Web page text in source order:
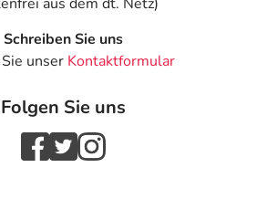
Schreiben Sie uns
unser Kontaktformular
Folgen Sie uns